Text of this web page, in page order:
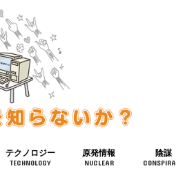
テクノロジー
TECHNOLOGY
原発情報
NUCLEAR
陰謀